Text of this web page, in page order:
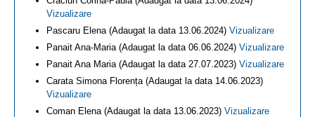
Vizualizare
Pascaru Elena (Adaugat la data 13.06.2024) Vizualizare
Panait Ana-Maria (Adaugat la data 06.06.2024) Vizualizare
Panait Ana Maria (Adaugat la data 27.07.2023) Vizualizare
Carata Simona Florența (Adaugat la data 14.06.2023)
Vizualizare
Coman Elena (Adaugat la data 13.06.2023) Vizualizare